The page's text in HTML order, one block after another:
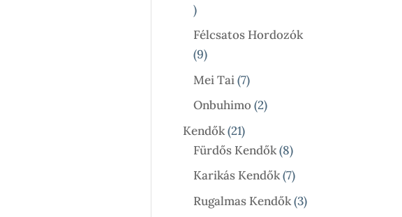
25
Termék
Félcsatos Hordozók
99
Termék
Mei Tai 77
Termék
Onbuhimo 22
Kendők 2121
Termék
Fürdős Kendők 88
Termék
Karikás Kendők 77
Termék
Rugalmas Kendők 33